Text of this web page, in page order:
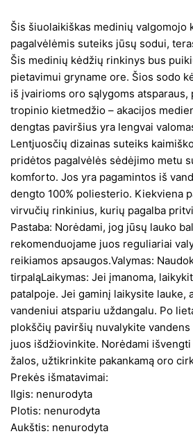
Šis šiuolaikiškas medinių valgomojo
pagalvėlėmis suteiks jūsų sodui,
Šis medinių kėdžių rinkinys bus
pietavimui gryname ore. Šios sodo
iš įvairioms oro sąlygoms atsparaus,
tropinio kietmedžio – akacijos
dengtas paviršius yra lengvai
Lentjuosčių dizainas suteiks
pridėtos pagalvėlės sėdėjimo metu
komforto. Jos yra pagamintos iš
dengto 100% poliesterio. Kiekviena
virvučių rinkinius, kurių pagalba
Pastaba: Norėdami, jog jūsų lauko
rekomenduojame juos reguliariai
reikiamos apsaugos.Valymas:
tirpaląLaikymas: Jei įmanoma,
patalpoje. Jei gaminį laikysite lauke,
vandeniui atspariu uždangalu. Po
plokščių paviršių nuvalykite
juos išdžiovinkite. Norėdami
žalos, užtikrinkite pakankamą oro
Prekės išmatavimai:
Ilgis: nenurodyta
Plotis: nenurodyta
Aukštis: nenurodyta